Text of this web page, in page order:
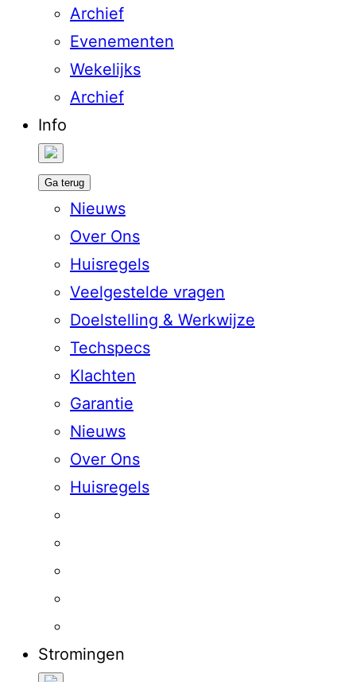
Archief
Evenementen
Wekelijks
Archief
Info
Ga terug
Nieuws
Over Ons
Huisregels
Veelgestelde vragen
Doelstelling & Werkwijze
Techspecs
Klachten
Garantie
Nieuws
Over Ons
Huisregels
Stromingen